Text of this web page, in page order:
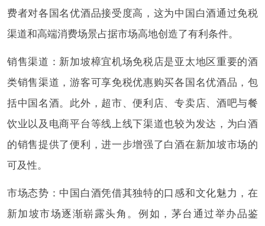
费者对各国名优酒品接受度高，这为中国白酒通过免税
渠道和高端消费场景占据市场高地创造了有利条件。
销售渠道：新加坡樟宜机场免税店是亚太地区重要的酒
类销售渠道，游客可享免税优惠购买各国名优酒品，包
括中国名酒。此外，超市、便利店、专卖店、酒吧与餐
饮业以及电商平台等线上线下渠道也较为发达，为白酒
的销售提供了便利，进一步增强了白酒在新加坡市场的
可及性。
市场态势：中国白酒凭借其独特的口感和文化魅力，在
新加坡市场逐渐崭露头角。例如，茅台通过举办品鉴